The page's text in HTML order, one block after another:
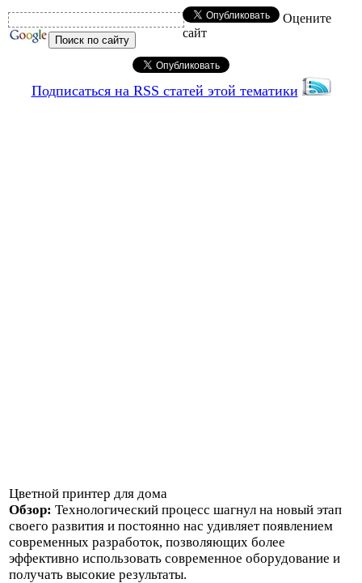
Оцените
сайт
Подписаться на RSS статей этой тематики
Цветной принтер для дома
Обзор: Технологический процесс шагнул на новый этап
своего развития и постоянно нас удивляет появлением
современных разработок, позволяющих более
эффективно использовать современное оборудование и
получать высокие результаты.